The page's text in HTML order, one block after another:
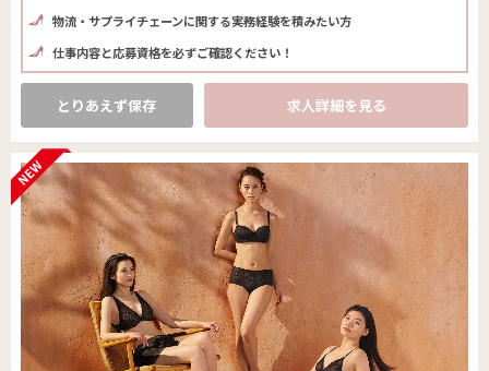
物流・サプライチェーンに関する実務経験を積みたい方
仕事内容と応募資格を必ずご確認ください！
とりあえず保存 求人詳細を見る